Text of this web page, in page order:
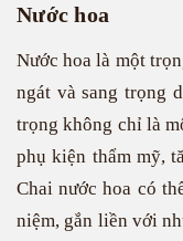
Nước hoa
Nước hoa là một
ngát và sang trọng
trọng không chỉ là
phụ kiện thẩm mỹ,
Chai nước hoa có
niệm, gắn liền với